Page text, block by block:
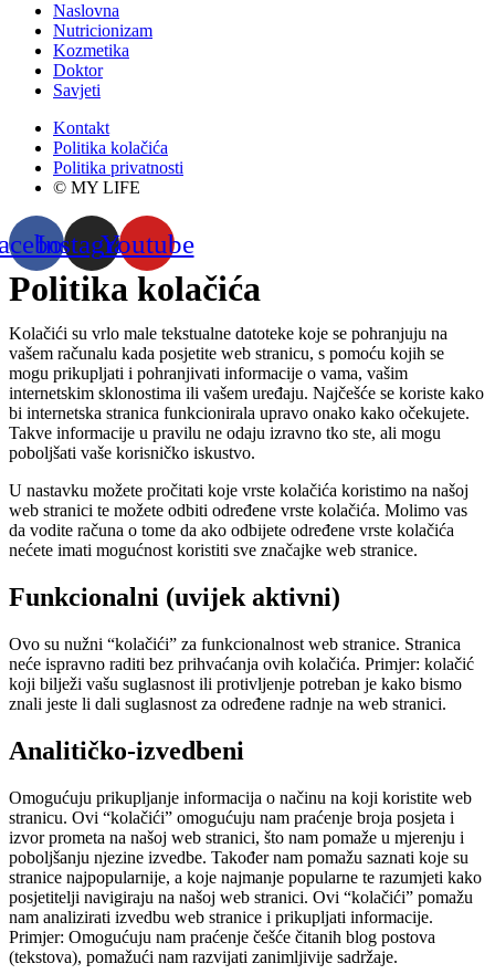
Naslovna
Nutricionizam
Kozmetika
Doktor
Savjeti
Kontakt
Politika kolačića
Politika privatnosti
© MY LIFE
InstagramYoutube
Politika kolačića
Kolačići su vrlo male tekstualne datoteke koje se pohranjuju na
vašem računalu kada posjetite web stranicu, s pomoću kojih se
mogu prikupljati i pohranjivati informacije o vama, vašim
internetskim sklonostima ili vašem uređaju. Najčešće se koriste kako
bi internetska stranica funkcionirala upravo onako kako očekujete.
Takve informacije u pravilu ne odaju izravno tko ste, ali mogu
poboljšati vaše korisničko iskustvo.
U nastavku možete pročitati koje vrste kolačića koristimo na našoj
web stranici te možete odbiti određene vrste kolačića. Molimo vas
da vodite računa o tome da ako odbijete određene vrste kolačića
nećete imati mogućnost koristiti sve značajke web stranice.
Funkcionalni (uvijek aktivni)
Ovo su nužni “kolačići” za funkcionalnost web stranice. Stranica
neće ispravno raditi bez prihvaćanja ovih kolačića. Primjer: kolačić
koji bilježi vašu suglasnost ili protivljenje potreban je kako bismo
znali jeste li dali suglasnost za određene radnje na web stranici.
Analitičko-izvedbeni
Omogućuju prikupljanje informacija o načinu na koji koristite web
stranicu. Ovi “kolačići” omogućuju nam praćenje broja posjeta i
izvor prometa na našoj web stranici, što nam pomaže u mjerenju i
poboljšanju njezine izvedbe. Također nam pomažu saznati koje su
stranice najpopularnije, a koje najmanje popularne te razumjeti kako
posjetitelji navigiraju na našoj web stranici. Ovi “kolačići” pomažu
nam analizirati izvedbu web stranice i prikupljati informacije.
Primjer: Omogućuju nam praćenje češće čitanih blog postova
(tekstova), pomažući nam razvijati zanimljivije sadržaje.